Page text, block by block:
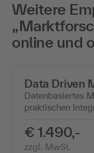
Weitere
online und
Data Driven
Datenbasiertes
praktischen
€ 1.490,-
zzgl. MwSt.